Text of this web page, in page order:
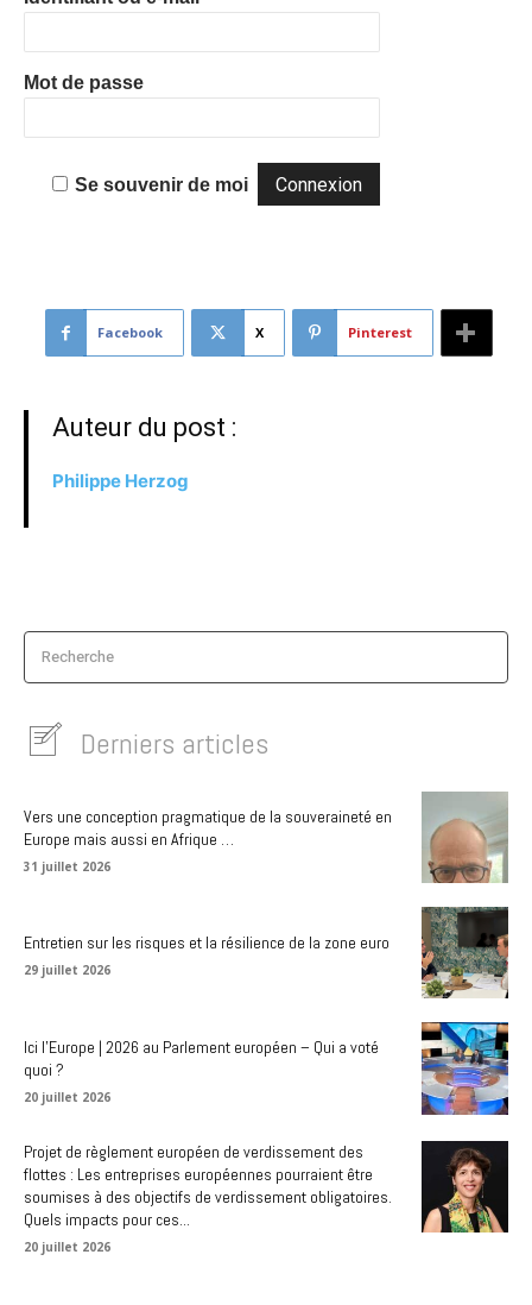
Mot de passe
Se souvenir de moi
Facebook X Pinterest
Auteur du post :
Philippe Herzog
Recherche
Derniers articles
Vers une conception pragmatique de la souveraineté en
Europe mais aussi en Afrique …
31 juillet 2026
Entretien sur les risques et la résilience de la zone euro
29 juillet 2026
Ici l’Europe | 2026 au Parlement européen – Qui a voté
quoi ?
20 juillet 2026
Projet de règlement européen de verdissement des
flottes : Les entreprises européennes pourraient être
soumises à des objectifs de verdissement obligatoires.
Quels impacts pour ces...
20 juillet 2026